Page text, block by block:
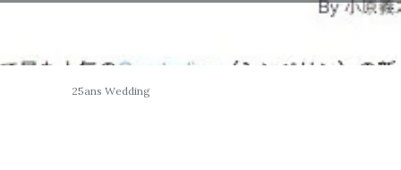
25ans Wedding